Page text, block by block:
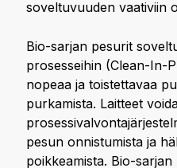
soveltuvuuden vaativiin
Bio-sarjan pesurit
prosesseihin (Clean-In-
nopeaa ja toistettavaa
purkamista. Laitteet
pesun onnistumista ja
poikkeamista. Bio-